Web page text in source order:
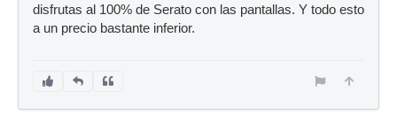
disfrutas al 100% de Serato con las pantallas. Y todo esto
a un precio bastante inferior.